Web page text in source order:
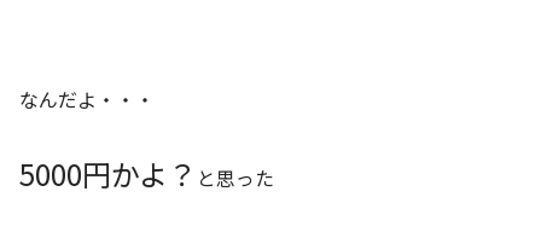
なんだよ・・・
5000円かよ？ と思った